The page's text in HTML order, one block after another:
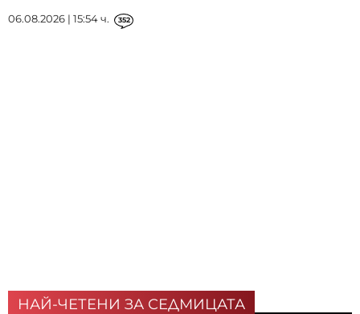
06.08.2026 | 15:54 ч. 352
НАЙ-ЧЕТЕНИ ЗА СЕДМИЦАТА